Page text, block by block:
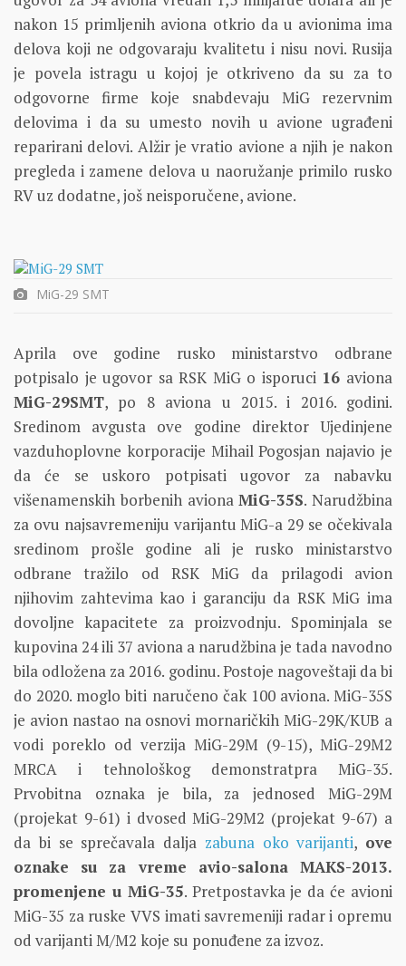
nakon 15 primljenih aviona otkrio da u avionima ima
delova koji ne odgovaraju kvalitetu i nisu novi. Rusija
je povela istragu u kojoj je otkriveno da su za to
odgovorne firme koje snabdevaju MiG rezervnim
delovima i da su umesto novih u avione ugrađeni
reparirani delovi. Alžir je vratio avione a njih je nakon
pregleda i zamene delova u naoružanje primilo rusko
RV uz dodatne, još neisporučene, avione.
MiG-29 SMT
Aprila ove godine rusko ministarstvo odbrane
potpisalo je ugovor sa RSK MiG o isporuci 16 aviona
MiG-29SMT, po 8 aviona u 2015. i 2016. godini.
Sredinom avgusta ove godine direktor Ujedinjene
vazduhoplovne korporacije Mihail Pogosjan najavio je
da će se uskoro potpisati ugovor za nabavku
višenamenskih borbenih avionaMiG-35S. Narudžbina
za ovu najsavremeniju varijantu MiG-a 29 se očekivala
sredinom prošle godine ali je rusko ministarstvo
odbrane tražilo od RSK MiG da prilagodi avion
njihovim zahtevima kao i garanciju da RSK MiG ima
dovoljne kapacitete za proizvodnju. Spominjala se
kupovina 24 ili 37 aviona a narudžbina je tada navodno
bila odložena za 2016. godinu. Postoje nagoveštaji da bi
do 2020. moglo biti naručeno čak 100 aviona. MiG-35S
je avion nastao na osnovi mornaričkih MiG-29K/KUB a
vodi poreklo od verzija MiG-29M (9-15), MiG-29M2
MRCA i tehnološkog demonstratpra MiG-35.
Prvobitna oznaka je bila, za jednosed MiG-29M
(projekat 9-61) i dvosed MiG-29M2 (projekat 9-67) a
da bi se sprečavala dalja zabuna oko varijanti, ove
oznake su za vreme avio-salona MAKS-2013.
promenjene u MiG-35. Pretpostavka je da će avioni
MiG-35 za ruske VVS imati savremeniji radar i opremu
od varijanti M/M2 koje su ponuđene za izvoz.